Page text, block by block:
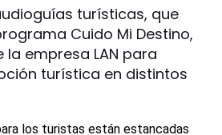
turísticas, que
Cuido Mi Destino,
empresa LAN para
turística en distintos